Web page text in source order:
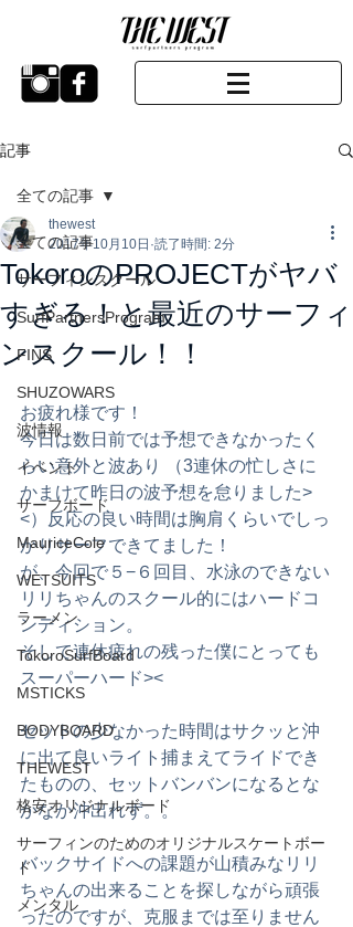
記事
全ての記事
サーフィンスクール
SurfPartnersProgram
FINS
SHUZOWARS
波情報
イベント
サーフボード
MauriceCole
WETSUITS
ラーメン
TokoroSurfBoard
MSTICKS
BODYBOARD
THEWEST
格安オリジナルボード
サーフィンのためのオリジナルスケートボー
ド
メンタル
全ての記事
TokoroのPROJECTがヤバ
すぎる！と最近のサーフィ
ンスクール！！
thewest
2017年10月10日 読了時間: 2分
お疲れ様です！
今日は数日前では予想できなかったく
らい意外と波あり （3連休の忙しさに
かまけて昨日の波予想を怠りました>
<）反応の良い時間は胸肩くらいでしっ
かりサーフできてました！
が、今回で５−６回目、水泳のできない
リリちゃんのスクール的にはハードコ
ンディション。
そして連休疲れの残った僕にとっても
スーパーハード><
セットの少なかった時間はサクッと沖
に出て良いライト捕まえてライドでき
たものの、セットバンバンになるとな
かなか沖出れず。。
バックサイドへの課題が山積みなリリ
ちゃんの出来ることを探しながら頑張
ったのですが、克服までは至りません